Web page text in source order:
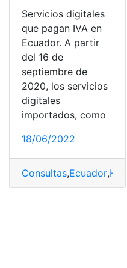
Servicios digitales
que pagan IVA en
Ecuador. A partir
del 16 de
septiembre de
2020, los servicios
digitales
importados, como
18/06/2022
Consultas,Ecuador,